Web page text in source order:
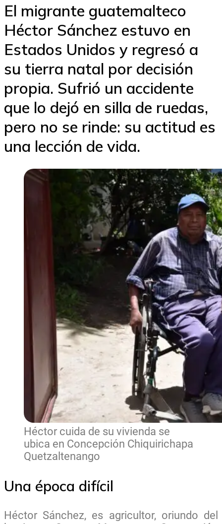
El migrante guatemalteco
Héctor Sánchez estuvo en
Estados Unidos y regresó a
su tierra natal por decisión
propia. Sufrió un accidente
que lo dejó en silla de ruedas,
pero no se rinde: su actitud es
una lección de vida.
Héctor cuida de su vivienda se
ubica en Concepción Chiquirichapa
Quetzaltenango
Una época difícil
Héctor Sánchez, es agricultor, oriundo del